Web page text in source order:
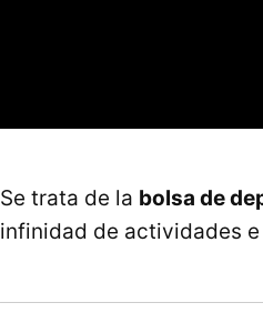
Se trata de la bolsa de
infinidad de actividades